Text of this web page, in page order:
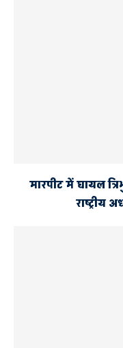
मारपीट में घायल
राष्ट्रीय